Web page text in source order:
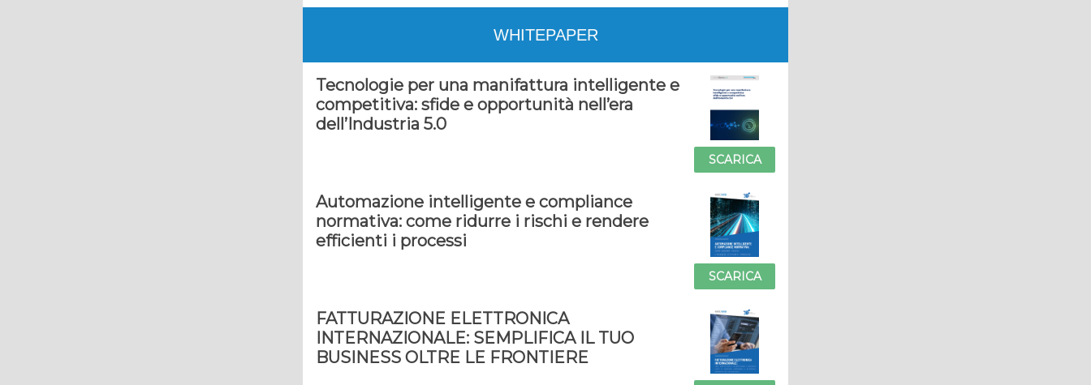
WHITEPAPER
Tecnologie per una manifattura intelligente e
competitiva: sfide e opportunità nell’era
dell’Industria 5.0
SCARICA
Automazione intelligente e compliance
normativa: come ridurre i rischi e rendere
efficienti i processi
SCARICA
FATTURAZIONE ELETTRONICA
INTERNAZIONALE: SEMPLIFICA IL TUO
BUSINESS OLTRE LE FRONTIERE